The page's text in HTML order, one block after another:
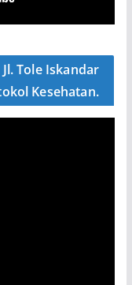
Tole Iskandar
Kesehatan.